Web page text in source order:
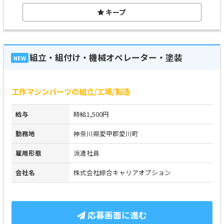
キープ
NEW 組立・組付け・機械オペレーター・塗装
工作マシンパーツの組立/工場/製造
給与 時給1,500円
勤務地 神奈川県愛甲郡愛川町
雇用形態 派遣社員
会社名 株式会社綜合キャリアオプション
応募画面に進む